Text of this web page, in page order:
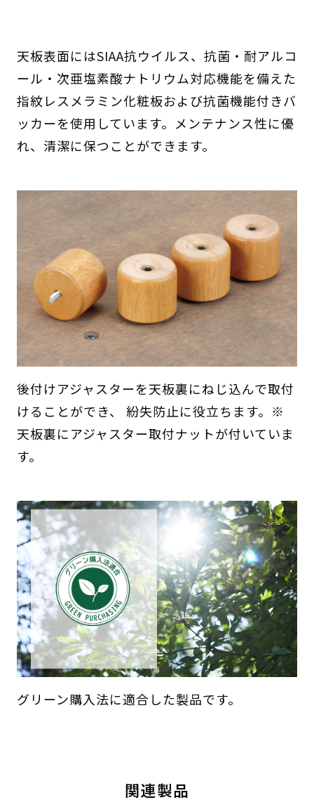
天板表面にはSIAA抗ウイルス、抗菌・耐アルコ
ール・次亜塩素酸ナトリウム対応機能を備えた
指紋レスメラミン化粧板および抗菌機能付きバ
ッカーを使用しています。メンテナンス性に優
れ、清潔に保つことができます。
後付けアジャスターを天板裏にねじ込んで取付
けることができ、 紛失防止に役立ちます。※
天板裏にアジャスター取付ナットが付いていま
す。
グリーン購入法に適合した製品です。
関連製品